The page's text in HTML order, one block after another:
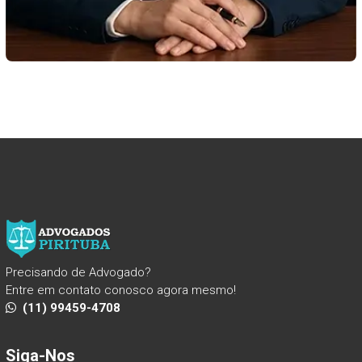
Precisando de Advogado?
Entre em contato conosco agora mesmo!
(11) 99459-4708
Siga-Nos